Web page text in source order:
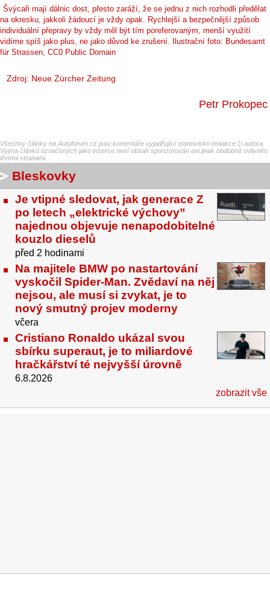
Švýcaři mají dálnic dost, přesto zaráží, že se jednu z nich rozhodli předělat
na okresku, jakkoli žádoucí je vždy opak. Rychlejší a bezpečnější způsob
individuální přepravy by vždy měl být tím poreferovaným, menší využití
vidíme spíš jako plus, ne jako důvod ke zrušení. Ilustrační foto: Bundesamt
für Strassen, CC0 Public Domain
Zdroj: Neue Zürcher Zeitung
Petr Prokopec
Všechny články na Autoforum.cz jsou komentáře vyjadřující stanovisko redakce či autora.
Vyjma článků označených jako inzerce není obsah sponzorován ani jinak obdobně ovlivněn
třetími stranami.
Bleskovky
Je vtipné sledovat, jak generace Z
po letech „elektrické výchovy”
najednou objevuje nenapodobitelné
kouzlo dieselů
před 2 hodinami
Na majitele BMW po nastartování
vyskočil Spider-Man. Zvědaví na něj
nejsou, ale musí si zvykat, je to
nový smutný projev moderny
včera
Cristiano Ronaldo ukázal svou
sbírku superaut, je to miliardové
hračkářství té nejvyšší úrovně
6.8.2026
zobrazit vše